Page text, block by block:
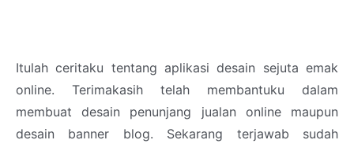
Itulah ceritaku tentang aplikasi desain sejuta emak
online. Terimakasih telah membantuku dalam
membuat desain penunjang jualan online maupun
desain banner blog. Sekarang terjawab sudah